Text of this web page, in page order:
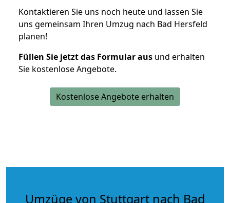
Kontaktieren Sie uns noch heute und lassen Sie
uns gemeinsam Ihren Umzug nach Bad Hersfeld
planen!
Füllen Sie jetzt das Formular aus und erhalten
Sie kostenlose Angebote.
Kostenlose Angebote erhalten
Umzüge von Stuttgart nach Bad